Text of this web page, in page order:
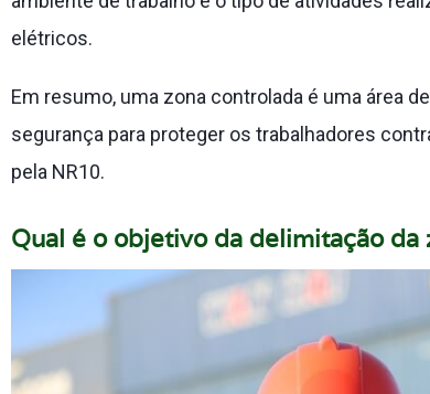
elétricos.
Em resumo, uma zona controlada é uma área
segurança para proteger os trabalhadores
pela NR10.
Qual é o objetivo da delimitação da